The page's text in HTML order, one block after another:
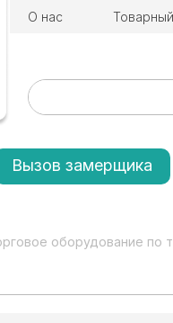
О нас
Вызов замерщика
оборудование по